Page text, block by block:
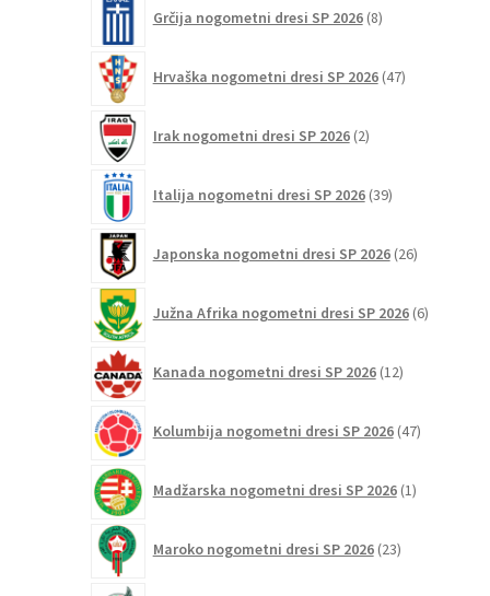
Grčija nogometni dresi SP 2026 8izdelkov
Hrvaška nogometni dresi SP 2026 47izdelkov
Irak nogometni dresi SP 2026 2izdelka
Italija nogometni dresi SP 2026 39izdelkov
Japonska nogometni dresi SP 2026 26izdelkov
Južna Afrika nogometni dresi SP 2026 6izdelkov
Kanada nogometni dresi SP 2026 12izdelkov
Kolumbija nogometni dresi SP 2026 47izdelkov
Madžarska nogometni dresi SP 2026 1izdelek
Maroko nogometni dresi SP 2026 23izdelkov